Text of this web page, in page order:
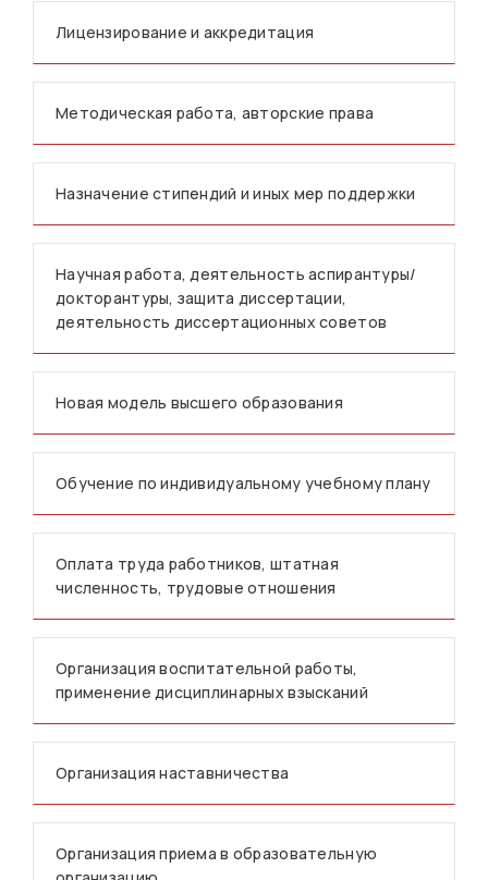
Лицензирование и аккредитация
Методическая работа, авторские права
Назначение стипендий и иных мер поддержки
Научная работа, деятельность аспирантуры/
докторантуры, защита диссертации,
деятельность диссертационных советов
Новая модель высшего образования
Обучение по индивидуальному учебному плану
Оплата труда работников, штатная
численность, трудовые отношения
Организация воспитательной работы,
применение дисциплинарных взысканий
Организация наставничества
Организация приема в образовательную